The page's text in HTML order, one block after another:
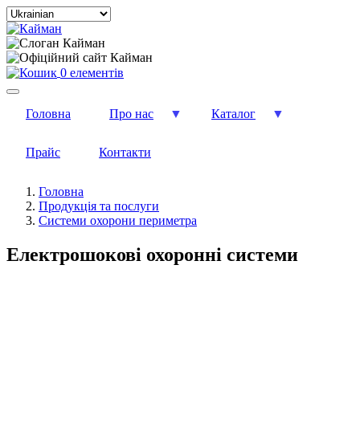
Select
your
language
0 елементів
Головна Про нас Каталог
Прайс Контакти
Головна
Продукція та послуги
Системи охорони периметра
Електрошокові охоронні системи